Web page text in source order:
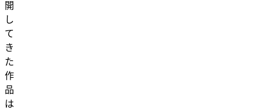
開
し
て
き
た
作
品
は